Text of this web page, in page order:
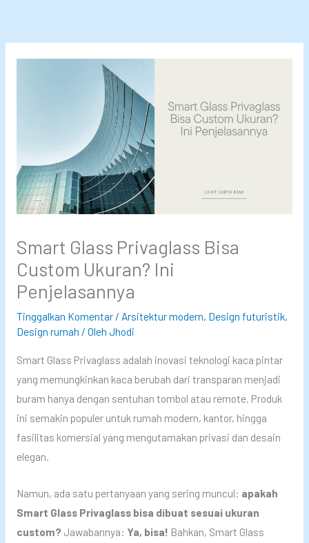
konten
Smart Glass Privaglass Bisa
Custom Ukuran? Ini
Penjelasannya
Tinggalkan Komentar / Arsitektur modern, Design futuristik,
Design rumah / Oleh Jhodi
Smart Glass Privaglass adalah inovasi teknologi kaca pintar
yang memungkinkan kaca berubah dari transparan menjadi
buram hanya dengan sentuhan tombol atau remote. Produk
ini semakin populer untuk rumah modern, kantor, hingga
fasilitas komersial yang mengutamakan privasi dan desain
elegan.
Namun, ada satu pertanyaan yang sering muncul: apakah
Smart Glass Privaglass bisa dibuat sesuai ukuran
custom? Jawabannya: Ya, bisa! Bahkan, Smart Glass